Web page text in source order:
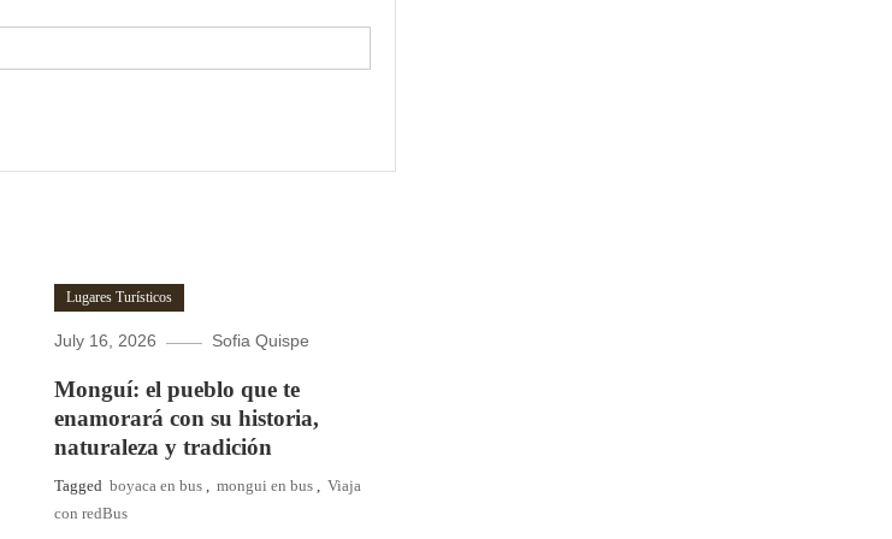
Lugares Turísticos
July 16, 2026 Sofia Quispe
Monguí: el pueblo que te
enamorará con su historia,
naturaleza y tradición
Tagged boyaca en bus , mongui en bus , Viaja
con redBus